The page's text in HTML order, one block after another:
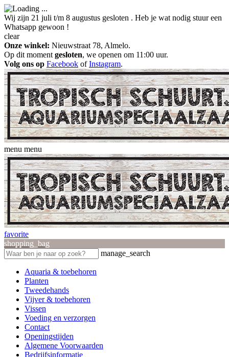
Wij zijn 21 juli t/m 8 augustus gesloten . Heb je wat nodig stuur een
Whatsapp gewoon !
clear
Onze winkel: Nieuwstraat 78, Almelo.
Op dit moment gesloten, we openen om 11:00 uur.
Volg ons op Facebook ofInstagram.
menu menu
favorite
shopping_bag
manage_search
Aquaria & toebehoren
Planten
Tweedehands
Vijver & toebehoren
Vissen
Voeding en verzorgen
Contact
Openingstijden
Algemene Voorwaarden
Bedrijfsinformatie